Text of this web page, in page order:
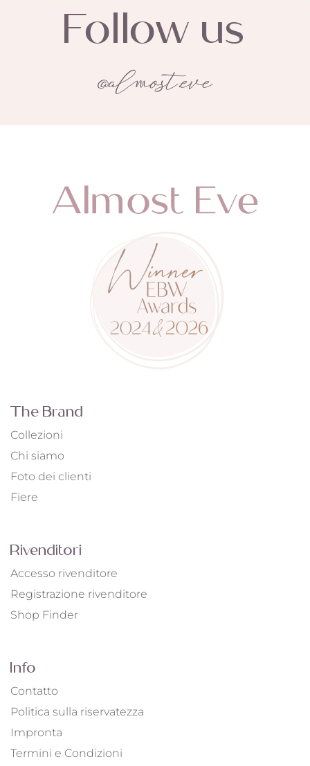
Follow us
@almost.eve
The Brand
Collezioni
Chi siamo
Foto dei clienti
Fiere
Rivenditori
Accesso rivenditore
Registrazione rivenditore
Shop Finder
Info
Contatto
Politica sulla riservatezza
Impronta
Termini e Condizioni